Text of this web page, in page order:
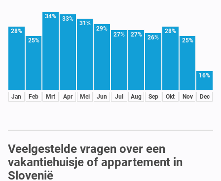
28%
Jan
25%
Feb
34%
Mrt
33%
Apr
31%
Mei
29%
Jun
27%
Jul
27%
Aug
26%
Sep
28%
Okt
25%
Nov
16%
Dec
Veelgestelde vragen over een
vakantiehuisje of appartement in
Slovenië